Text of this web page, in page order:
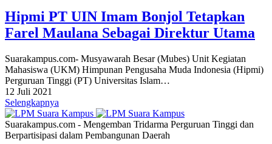
Hipmi PT UIN Imam Bonjol Tetapkan
Farel Maulana Sebagai Direktur Utama
Suarakampus.com- Musyawarah Besar (Mubes) Unit Kegiatan
Mahasiswa (UKM) Himpunan Pengusaha Muda Indonesia (Hipmi)
Perguruan Tinggi (PT) Universitas Islam…
12 Juli 2021
Selengkapnya
Suarakampus.com - Mengemban Tridarma Perguruan Tinggi dan
Berpartisipasi dalam Pembangunan Daerah